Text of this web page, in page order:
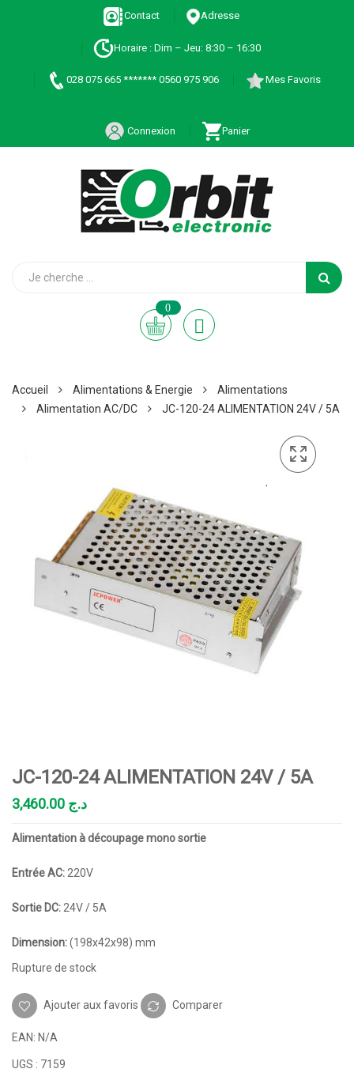
Contact Adresse
Horaire : Dim – Jeu: 8:30 – 16:30
028 075 665 ******* 0560 975 906 Mes Favoris
Connexion Panier
0
Accueil Alimentations & Energie
Alimentations
Alimentation AC/DC
JC-120-24 ALIMENTATION 24V / 5A
JC-120-24 ALIMENTATION 24V / 5A
د.ج
Alimentation à découpage mono sortie
Entrée AC:220V
Sortie DC:24V / 5A
Dimension:(198x42x98) mm
Rupture de stock
Ajouter aux favoris Comparer
EAN: N/A
UGS : 7159